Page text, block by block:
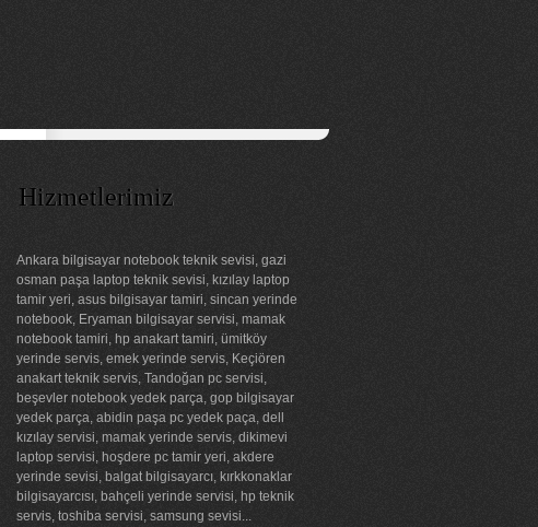
Hizmetlerimiz
Ankara bilgisayar notebook teknik sevisi, gazi
osman paşa laptop teknik sevisi, kızılay laptop
tamir yeri, asus bilgisayar tamiri, sincan yerinde
notebook, Eryaman bilgisayar servisi, mamak
notebook tamiri, hp anakart tamiri, ümitköy
yerinde servis, emek yerinde servis, Keçiören
anakart teknik servis, Tandoğan pc servisi,
beşevler notebook yedek parça, gop bilgisayar
yedek parça, abidin paşa pc yedek paça, dell
kızılay servisi, mamak yerinde servis, dikimevi
laptop servisi, hoşdere pc tamir yeri, akdere
yerinde sevisi, balgat bilgisayarcı, kırkkonaklar
bilgisayarcısı, bahçeli yerinde servisi, hp teknik
servis, toshiba servisi, samsung sevisi...